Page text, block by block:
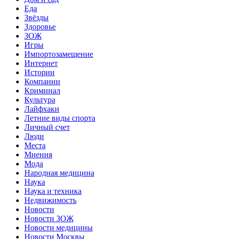
Еда
Звёзды
Здоровье
ЗОЖ
Игры
Импортозамещение
Интернет
Истории
Компании
Криминал
Культура
Лайфхаки
Летние виды спорта
Личный счет
Люди
Места
Мнения
Мода
Народная медицина
Наука
Наука и техника
Недвижимость
Новости
Новости ЗОЖ
Новости медицины
Новости Москвы